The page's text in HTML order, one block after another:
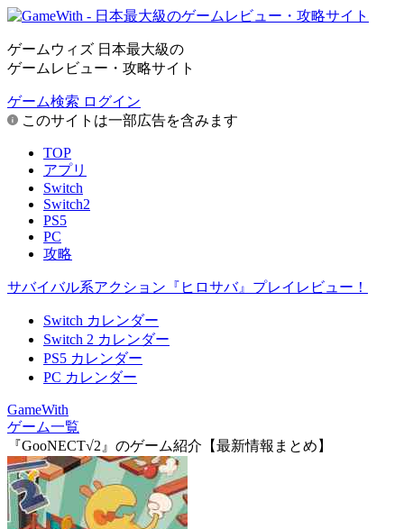
ゲームウィズ 日本最大級の
ゲームレビュー・攻略サイト
ゲーム検索 ログイン
このサイトは一部広告を含みます
TOP
アプリ
Switch
Switch2
PS5
PC
攻略
サバイバル系アクション『ヒロサバ』プレイレビュー！
Switch カレンダー
Switch 2 カレンダー
PS5 カレンダー
PC カレンダー
GameWith
ゲーム一覧
『GooNECT√2』のゲーム紹介【最新情報まとめ】